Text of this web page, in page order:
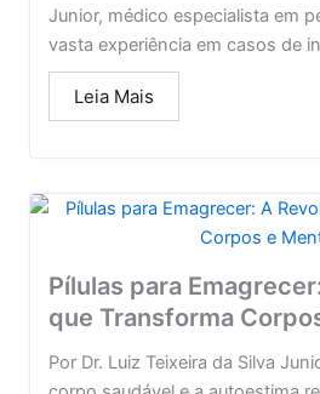
Junior, médico especialista em
vasta experiência em casos de
Leia Mais
Pílulas para
que Transforma
Por Dr. Luiz Teixeira da Silva